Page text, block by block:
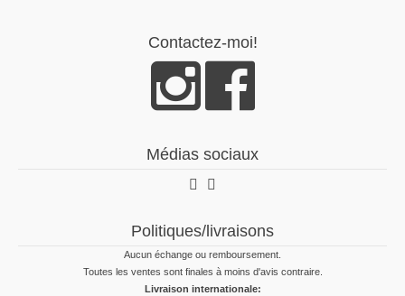
Contactez-moi!
Médias sociaux
Politiques/livraisons
Aucun échange ou remboursement.
Toutes les ventes sont finales à moins d'avis contraire.
Livraison internationale: